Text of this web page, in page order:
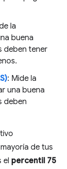
la
buena
deben tener
: Mide la
una buena
deben
de tus
el percentil 75